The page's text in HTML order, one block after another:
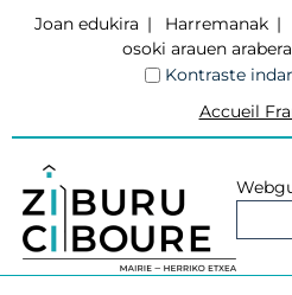
Joan edukira Harremanak
osoki arauen
Kontraste
Accueil